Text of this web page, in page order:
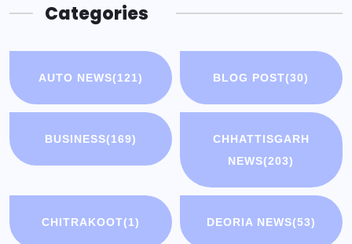
Categories
AUTO NEWS(121) BLOG POST(30)
BUSINESS(169)
CHHATTISGARH
NEWS(203)
CHITRAKOOT(1) DEORIA NEWS(53)